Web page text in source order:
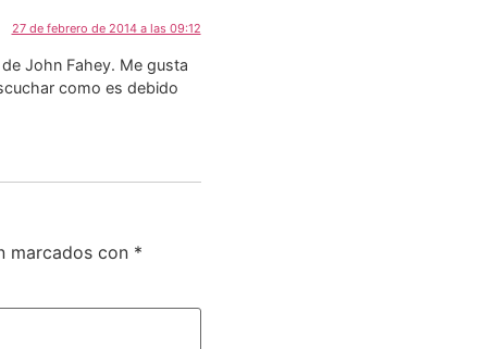
27 de febrero de 2014 a las 09:12
John Fahey. Me gusta
como es debido
marcados con *